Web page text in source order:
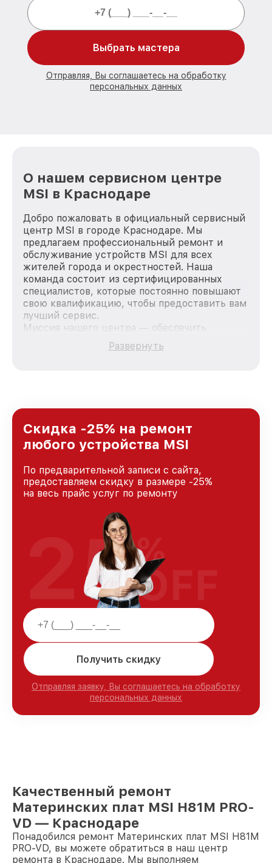
Выбрать мастера
Отправляя, Вы соглашаетесь на обработку
персональных данных
О нашем сервисном центре
MSI в Краснодаре
Добро пожаловать в официальный сервисный
центр MSI в городе Краснодаре. Мы
предлагаем профессиональный ремонт и
обслуживание устройств MSI для всех
жителей города и окрестностей. Наша
команда состоит из сертифицированных
специалистов, которые постоянно повышают
свою квалификацию, чтобы предоставить вам
лучший сервис.
Миссия нашего центра — обеспечить
качественный и доступный ремонт для
каждого пользователя продукции MSI, вне
Краснодаре, постоянно повышая уровень
доверия и лояльности наших клиентов.
Развернуть
Скидка -25% на ремонт
любого устройства MSI
По предварительной записи с сайта,
предоставляем скидку в размере -25%
на весь прайс услуг по ремонту
Получить скидку
Отправляя заявку, Вы соглашаетесь на обработку
персональных данных
25%
OFF
Качественный ремонт
Материнских плат MSI H81M PRO-
VD — Краснодаре
Понадобился ремонт Материнских плат MSI H81M
PRO-VD, вы можете обратиться в наш центр
ремонта в Краснодаре. Мы выполняем